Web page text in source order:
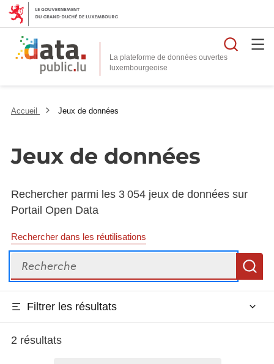
La plateforme de données ouvertes
Accueil Jeux de données
Jeux de données
Rechercher parmi les 3 054 jeux de données sur
Portail Open Data
Rechercher dans les réutilisations
Recherche
Filtrer les résultats
2 résultats